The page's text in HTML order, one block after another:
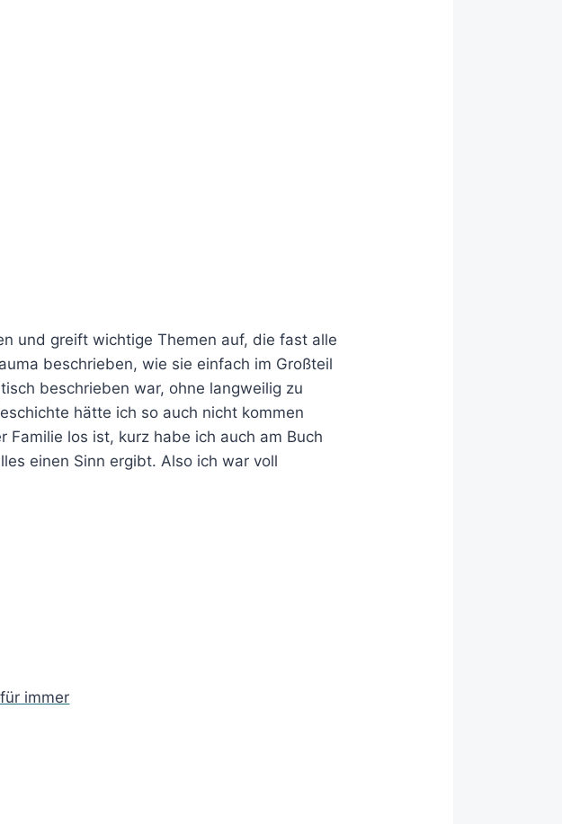
und greift wichtige Themen auf, die fast alle
beschrieben, wie sie einfach im Großteil
beschrieben war, ohne langweilig zu
hätte ich so auch nicht kommen
los ist, kurz habe ich auch am Buch
einen Sinn ergibt. Also ich war voll
immer